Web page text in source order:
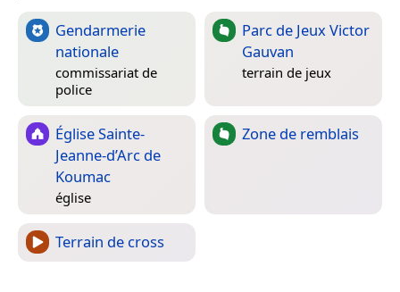
Gendarmerie
nationale
commissariat de
police
Parc de Jeux Victor
Gauvan
terrain de jeux
Église Sainte-
Jeanne-d’Arc de
Koumac
église
Zone de remblais
Terrain de cross